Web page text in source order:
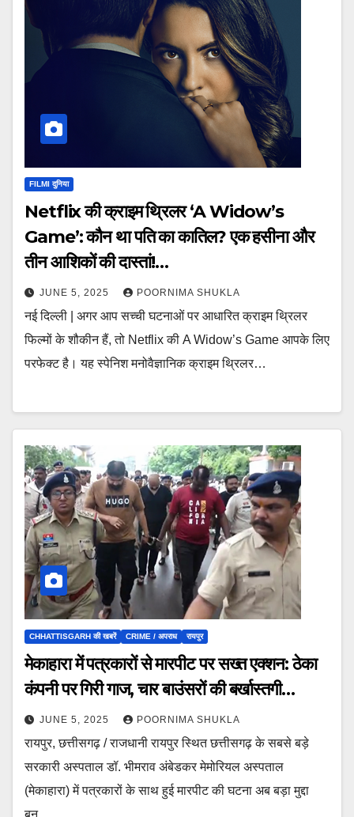
FILMI दुनिया
Netflix की क्राइम थ्रिलर ‘A Widow’s
Game’: कौन था पति का कातिल? एक हसीना और
तीन आशिकों की दास्तां!…
JUNE 5, 2025 POORNIMA SHUKLA
नई दिल्ली | अगर आप सच्ची घटनाओं पर आधारित क्राइम थ्रिलर
फिल्मों के शौकीन हैं, तो Netflix की A Widow’s Game आपके लिए
परफेक्ट है। यह स्पेनिश मनोवैज्ञानिक क्राइम थ्रिलर…
CHHATTISGARH की खबरें CRIME / अपराध रायपुर
मेकाहारा में पत्रकारों से मारपीट पर सख्त एक्शन: ठेका
कंपनी पर गिरी गाज, चार बाउंसरों की बर्खास्तगी…
JUNE 5, 2025 POORNIMA SHUKLA
रायपुर, छत्तीसगढ़ / राजधानी रायपुर स्थित छत्तीसगढ़ के सबसे बड़े
सरकारी अस्पताल डॉ. भीमराव अंबेडकर मेमोरियल अस्पताल
(मेकाहारा) में पत्रकारों के साथ हुई मारपीट की घटना अब बड़ा मुद्दा
बन…